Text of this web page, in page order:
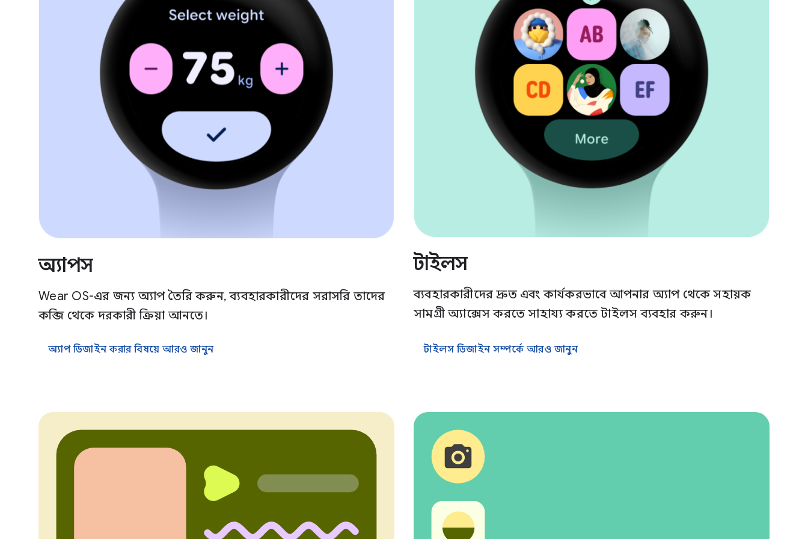
অ্যাপস
Wear OS-এর জন্য অ্যাপ তৈরি করুন, ব্যবহারকারীদের সরাসরি তাদের
কব্জি থেকে দরকারী ক্রিয়া আনতে।
অ্যাপ ডিজাইন করার বিষয়ে আরও জানুন
টাইলস
ব্যবহারকারীদের দ্রুত এবং কার্যকরভাবে আপনার অ্যাপ থেকে সহায়ক
সামগ্রী অ্যাক্সেস করতে সাহায্য করতে টাইলস ব্যবহার করুন।
টাইলস ডিজাইন সম্পর্কে আরও জানুন